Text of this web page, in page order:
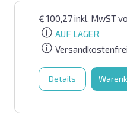
€ 100,27inkl. MwST
AUF LAGER
Versandkostenfrei
Details